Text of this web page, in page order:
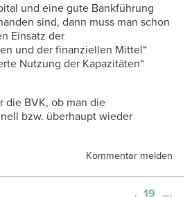
und eine gute Bankführung
sind, dann muss man schon
Einsatz der
und der finanziellen Mittel“
Nutzung der Kapazitäten“
die BVK, ob man die
bzw. überhaupt wieder
Kommentar melden
19